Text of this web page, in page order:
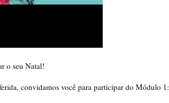
o seu Natal!
convidamos você para participar do Módulo 1: